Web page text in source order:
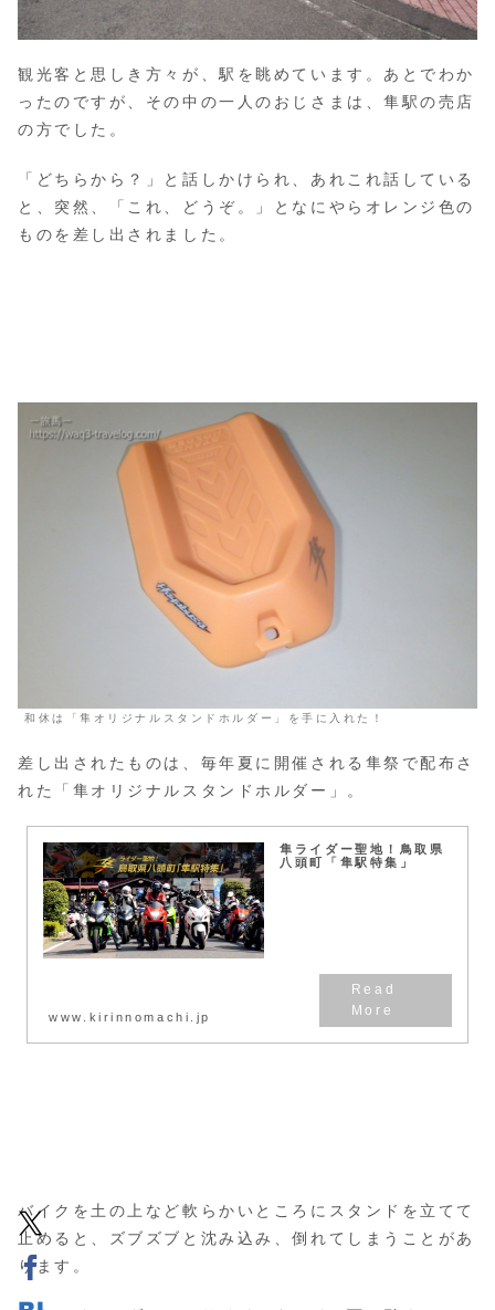
観光客と思しき方々が、駅を眺めています。あとでわか
ったのですが、その中の一人のおじさまは、隼駅の売店
の方でした。
「どちらから？」と話しかけられ、あれこれ話している
と、突然、「これ、どうぞ。」となにやらオレンジ色の
ものを差し出されました。
和休は「隼オリジナルスタンドホルダー」を手に入れた！
差し出されたものは、毎年夏に開催される隼祭で配布さ
れた「隼オリジナルスタンドホルダー」。
隼ライダー聖地！鳥取県
八頭町「隼駅特集」
www.kirinnomachi.jp
バイクを土の上など軟らかいところにスタンドを立てて
止めると、ズブズブと沈み込み、倒れてしまうことがあ
ります。